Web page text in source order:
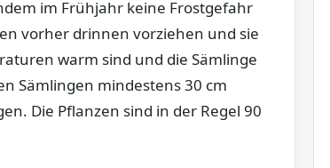
im Frühjahr keine Frostgefahr
vorher drinnen vorziehen und sie
warm sind und die Sämlinge
Sämlingen mindestens 30 cm
Die Pflanzen sind in der Regel 90